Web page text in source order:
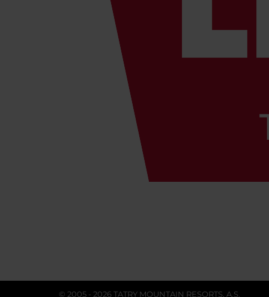
© 2005 - 2026 TATRY MOUNTAIN RESORTS, A.S.